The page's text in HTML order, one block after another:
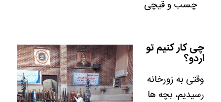
چسب و قیچی
چی کار کنیم تو
اردو؟
وقتی به زورخانه
رسیدیم، بچه ها